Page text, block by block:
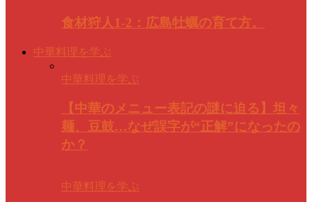
食材狩人1-2：広島牡蠣の育て方。
中華料理を学ぶ
中華料理を学ぶ
【中華のメニュー表記の謎に迫る】坦々
麺、豆鼓…なぜ誤字が“正解”になったの
か？
中華料理を学ぶ